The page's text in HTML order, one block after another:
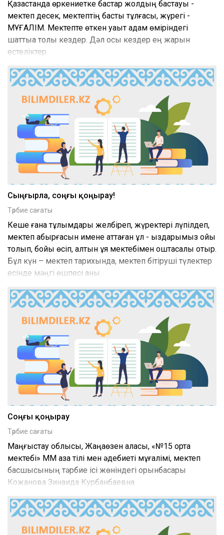
Қазақстанда өркениетке бастар жолдың бастауы -
мектеп десек, мектептің басты тұлғасы, жүрегі -
МҰҒАЛІМ. Мектепте өткен уақыт адам өміріндегі
шаттыққа толы кездер. Дәл осы кездер ең жарқын
естеліктер
Сыңғырла, соңғы қоңырау!
Тәрбие сағаты
Кеше ғана тұлымдары желбіреп, жүректері лүпілдеп,
мектеп қабырғасын имене аттаған ұл - қыздарымыз ойы
толып, бойы өсіп, алтын ұя мектебімен қоштасқалы отыр.
Бұл күн – мектеп тарихында, мектеп бітіруші түлектер
есінде мәңгі өшпесі анық.
Соңғы қоңырау
Тәрбие сағаты
Маңғыстау облысы, Жаңаөзен қаласы, «№15 орта
мектебі» ММ қазақ тілі мен әдебиеті мұғалімі, мектеп
басшысының тәрбие ісі жөніндегі орынбасары
Кожанова Зинаида Курбанбаевна